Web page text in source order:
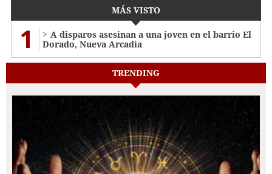
MÁS VISTO
1
A disparos asesinan a una joven en el barrio El
Dorado, Nueva Arcadia
TRENDING